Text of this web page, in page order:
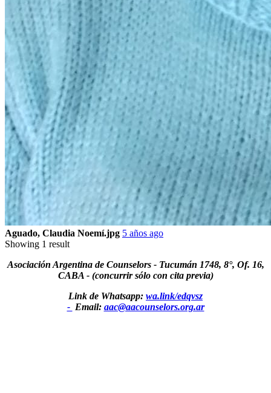
Aguado, Claudia Noemí.jpg 5 años ago
Showing 1 result
Asociación Argentina de Counselors - Tucumán 1748, 8°, Of. 16,
CABA - (concurrir sólo con cita previa)
Link de Whatsapp: wa.link/edqvsz
- Email: aac@aacounselors.org.ar